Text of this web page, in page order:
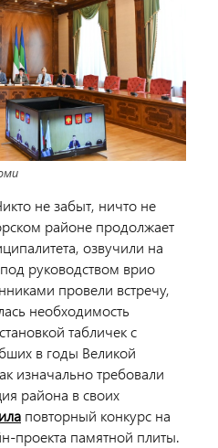
не забыт, ничто не
районе продолжает
озвучили на
руководством врио
провели встречу,
необходимость
табличек с
в годы Великой
изначально требовали
района в своих
повторный конкурс на
проекта памятной плиты.